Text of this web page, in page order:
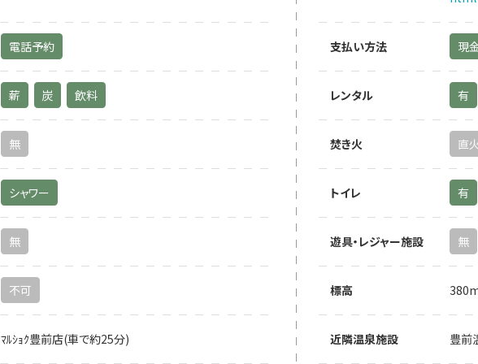
電話予約 支払い方法 現
薪 炭 飲料 レンタル 有
無 焚き火 直
シャワー トイレ 有
無 遊具・レジャー施設 無
不可 標高
ﾏﾙｼｮｸ豊前店(車で約25分) 近隣温泉施設 豊前